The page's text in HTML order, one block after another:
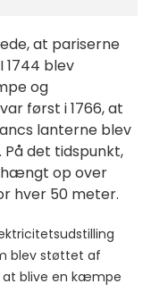
at pariserne
I 1744 blev
og
først i 1766, at
lanterne blev
det tidspunkt,
hængt op over
hver 50 meter.
blev støttet af
at blive en kæmpe